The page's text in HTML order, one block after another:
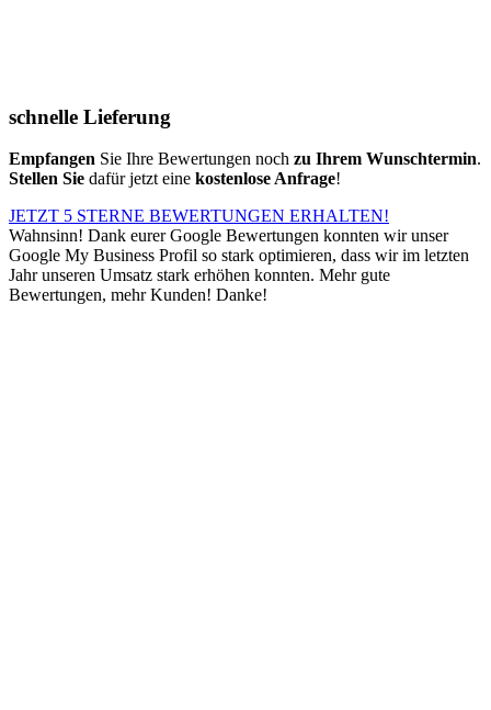
schnelle Lieferung
Empfangen Sie Ihre Bewertungen noch zu Ihrem Wunschtermin.
Stellen Sie dafür jetzt eine kostenlose Anfrage!
JETZT 5 STERNE BEWERTUNGEN ERHALTEN!
Wahnsinn! Dank eurer Google Bewertungen konnten wir unser
Google My Business Profil so stark optimieren, dass wir im letzten
Jahr unseren Umsatz stark erhöhen konnten. Mehr gute
Bewertungen, mehr Kunden! Danke!